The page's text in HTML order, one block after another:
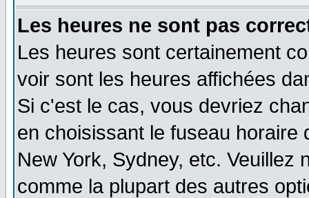
Les heures ne sont pas
Les heures sont certainement
voir sont les heures affichées
Si c'est le cas, vous devriez
en choisissant le fuseau
New York, Sydney, etc. Veuillez
comme la plupart des autres